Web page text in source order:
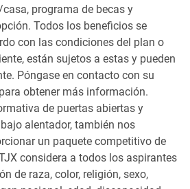
programa de becas y
Todos los beneficios se
con las condiciones del plan o
están sujetos a estas y pueden
Póngase en contacto con su
obtener más información.
de puertas abiertas y
alentador, también nos
un paquete competitivo de
considera a todos los aspirantes
de raza, color, religión, sexo,